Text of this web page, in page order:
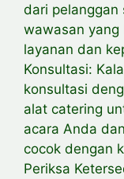
dari pelanggan
wawasan yang
layanan dan
Konsultasi:
konsultasi
alat catering
acara Anda
cocok dengan
Periksa